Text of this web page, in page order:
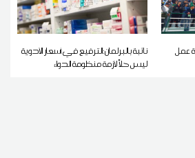
عمل
نائبة بالبرلمان:الترفيع في أسعار الأدوية
ليس حلاً لأزمة منظومة الدواء